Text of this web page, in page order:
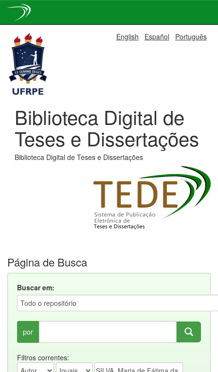
navigation
English Español Português
Biblioteca Digital de
Teses e Dissertações
Biblioteca Digital de Teses e Dissertações
Página de Busca
Buscar em:
por
Filtros correntes: